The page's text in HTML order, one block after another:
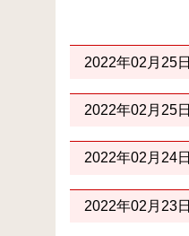
2022年02月25日
2022年02月25日
2022年02月24日
2022年02月23日